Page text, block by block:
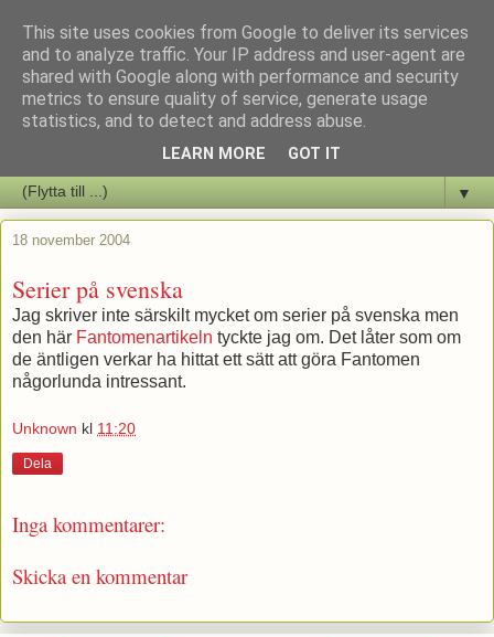
Staffars Seriers Blog
Vi skriver om serienyheter av alla de slag samt om vad som sker i
▼
18 november 2004
Serier på svenska
Jag skriver inte särskilt mycket om serier på svenska men
den här Fantomenartikeln tyckte jag om. Det låter som om
de äntligen verkar ha hittat ett sätt att göra Fantomen
någorlunda intressant.
Unknown kl 11:20
Dela
Inga kommentarer:
Skicka en kommentar
This site uses cookies from Google to deliver its services
and to analyze traffic. Your IP address and user-agent are
shared with Google along with performance and security
metrics to ensure quality of service, generate usage
statistics, and to detect and address abuse.
LEARN MORE GOT IT